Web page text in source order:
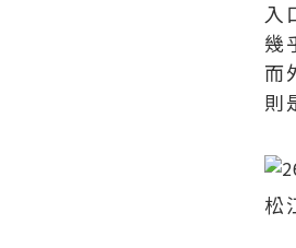
入
幾
而
則
松